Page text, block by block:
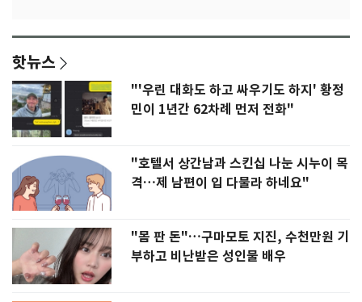
핫뉴스
"'우린 대화도 하고 싸우기도 하지' 황정
민이 1년간 62차례 먼저 전화"
"호텔서 상간남과 스킨십 나눈 시누이 목
격…제 남편이 입 다물라 하네요"
"몸 판 돈"…구마모토 지진, 수천만원 기
부하고 비난받은 성인물 배우